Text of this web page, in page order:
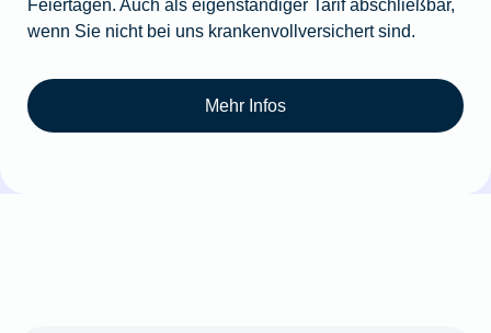
Feiertagen. Auch als eigenständiger Tarif abschließbar,
wenn Sie nicht bei uns krankenvollversichert sind.
Mehr Infos